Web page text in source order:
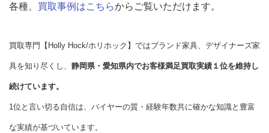
各種、 買取事例はこちらからご覧いただけます。
買取専門【Holly Hock/ホリホック】ではブランド家具、デザイナーズ家
具を知り尽くし、 静岡県・愛知県内でお客様満足買取実績１位を維持し
続けています。
1位と言い切る自信は、バイヤーの質・経験年数共に確かな知識と豊富
な実績が基づいています。